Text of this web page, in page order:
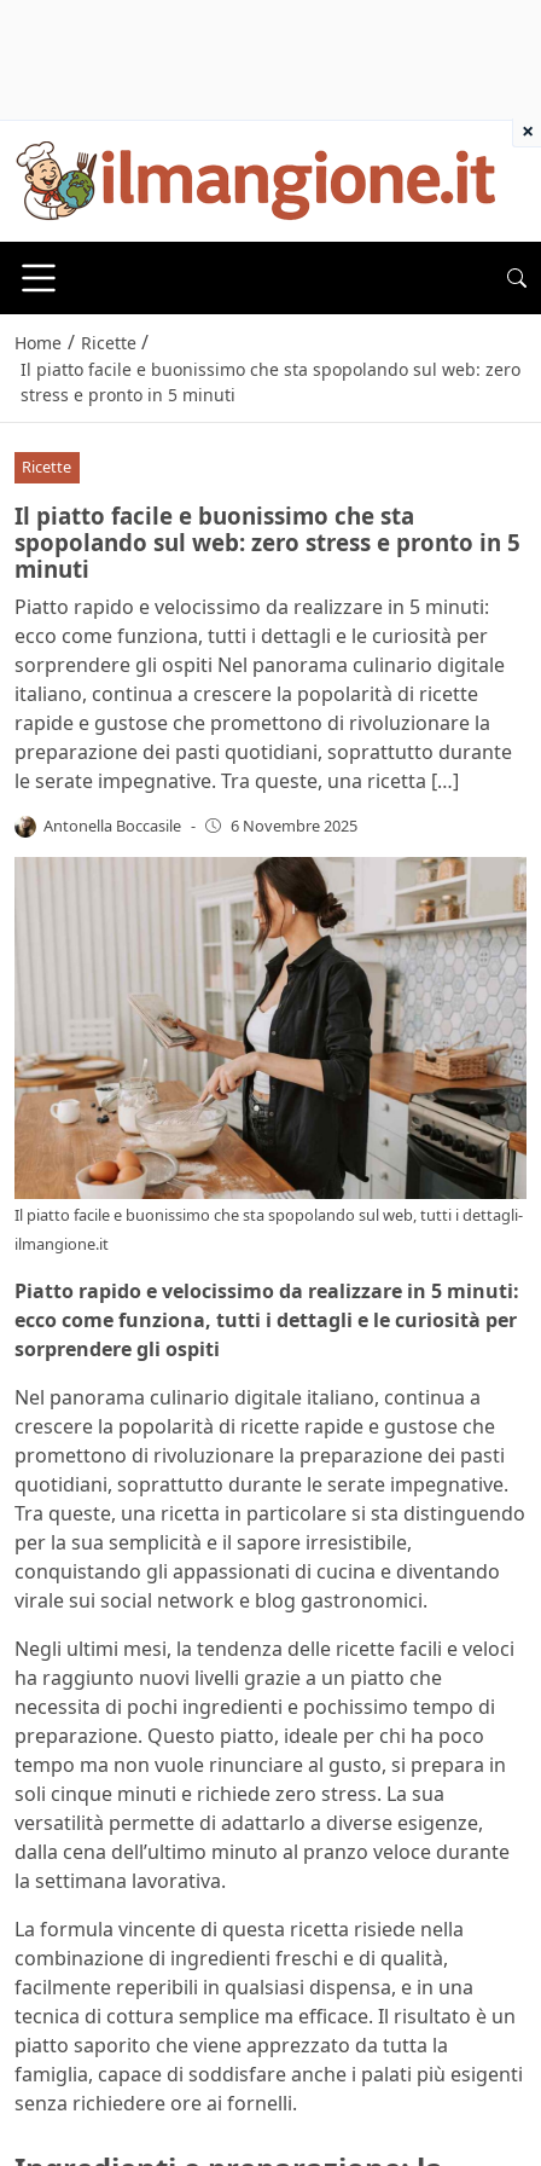
Home / Ricette /
Il piatto facile e buonissimo che sta spopolando sul web: zero
stress e pronto in 5 minuti
Ricette
Il piatto facile e buonissimo che sta
spopolando sul web: zero stress e pronto in 5
minuti
Piatto rapido e velocissimo da realizzare in 5 minuti:
ecco come funziona, tutti i dettagli e le curiosità per
sorprendere gli ospiti Nel panorama culinario digitale
italiano, continua a crescere la popolarità di ricette
rapide e gustose che promettono di rivoluzionare la
preparazione dei pasti quotidiani, soprattutto durante
le serate impegnative. Tra queste, una ricetta […]
Antonella Boccasile - 6 Novembre 2025
Il piatto facile e buonissimo che sta spopolando sul web, tutti i dettagli-
ilmangione.it
Piatto rapido e velocissimo da realizzare in 5 minuti:
ecco come funziona, tutti i dettagli e le curiosità per
sorprendere gli ospiti
Nel panorama culinario digitale italiano, continua a
crescere la popolarità di ricette rapide e gustose che
promettono di rivoluzionare la preparazione dei pasti
quotidiani, soprattutto durante le serate impegnative.
Tra queste, una ricetta in particolare si sta distinguendo
per la sua semplicità e il sapore irresistibile,
conquistando gli appassionati di cucina e diventando
virale sui social network e blog gastronomici.
Negli ultimi mesi, la tendenza delle ricette facili e veloci
ha raggiunto nuovi livelli grazie a un piatto che
necessita di pochi ingredienti e pochissimo tempo di
preparazione. Questo piatto, ideale per chi ha poco
tempo ma non vuole rinunciare al gusto, si prepara in
soli cinque minuti e richiede zero stress. La sua
versatilità permette di adattarlo a diverse esigenze,
dalla cena dell’ultimo minuto al pranzo veloce durante
la settimana lavorativa.
La formula vincente di questa ricetta risiede nella
combinazione di ingredienti freschi e di qualità,
facilmente reperibili in qualsiasi dispensa, e in una
tecnica di cottura semplice ma efficace. Il risultato è un
piatto saporito che viene apprezzato da tutta la
famiglia, capace di soddisfare anche i palati più esigenti
senza richiedere ore ai fornelli.
×